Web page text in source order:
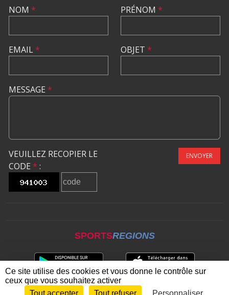
NOM *
EMAIL*
PRÉNOM *
OBJET *
MESSAGE *
VEUILLEZ RECOPIER LE
CODE * :
ENVOYER
SPORTSREGIONS
Ce site utilise des cookies et vous donne le contrôle sur
ceux que vous souhaitez activer
Tout accepter
Tout refuser Personnaliser